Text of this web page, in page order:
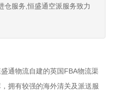
仓服务,恒盛通空派服务致力
通物流自建的英国FBA物流渠
拥有较强的海外清关及派送服